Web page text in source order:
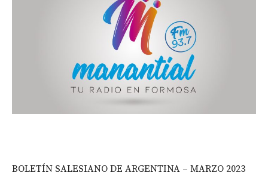
BOLETÍN SALESIANO DE ARGENTINA – MARZO 2023